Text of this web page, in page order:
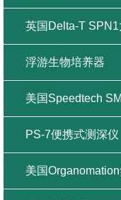
英国Delta-T
浮游生物培养器
美国Speedtech
深仪
PS-7便携式测深仪
美国